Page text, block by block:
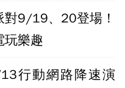
對9/19、20登場！
玩樂趣
行動網路降速演